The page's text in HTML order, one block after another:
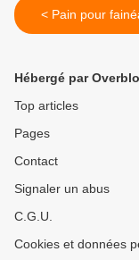
< Pain pour
Hébergé par
Top articles
Pages
Contact
Signaler un abus
C.G.U.
Cookies et données